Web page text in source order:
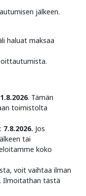
jälkeen.
haluat maksaa
. Tämän
toimistolta
7.8.2026. Jos
tai
koko
voit vaihtaa ilman
Ilmoitathan tästä